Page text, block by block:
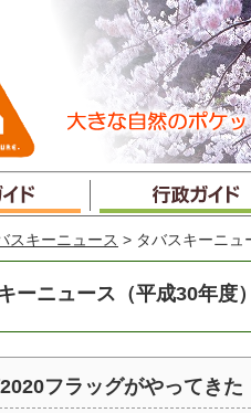
スキーニュース > タバスキーニュ
ーニュース（平成30年度）
フラッグがやってきた